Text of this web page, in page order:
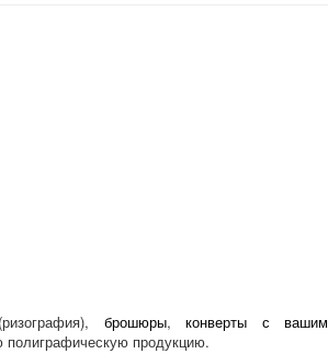
брошюры,конверты с вашим
продукцию.